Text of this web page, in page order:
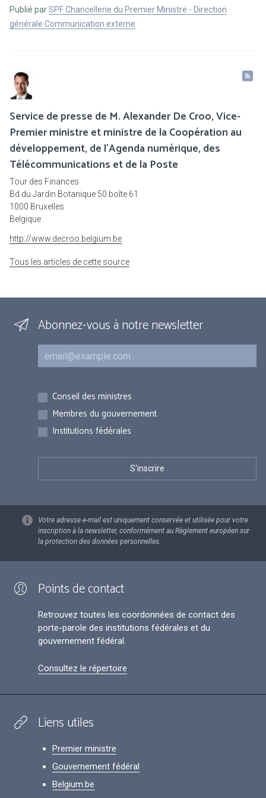
Publié parSPF Chancellerie du Premier Ministre - Direction
générale Communication externe
Service de presse de M. Alexander De Croo, Vice-
Premier ministre et ministre de la Coopération au
développement, de l'Agenda numérique, des
Télécommunications et de la Poste
Tour des Finances
Bd du Jardin Botanique 50 boîte 61
1000 Bruxelles
Belgique
http://www.decroo.belgium.be
Tous les articles de cette source
Abonnez-vous à notre newsletter
Courriel
Inscriptions
Conseil des ministres
Membres du gouvernement
Institutions fédérales
Votre adresse e-mail est uniquement conservée et utilisée pour votre
inscription à la newsletter, conformément au Règlement européen sur
la protection des données personnelles.
Points de contact
Retrouvez toutes les coordonnées de contact des
porte-parole des institutions fédérales et du
gouvernement fédéral.
Consultez le répertoire
Liens utiles
Premier ministre
Gouvernement fédéral
Belgium.be